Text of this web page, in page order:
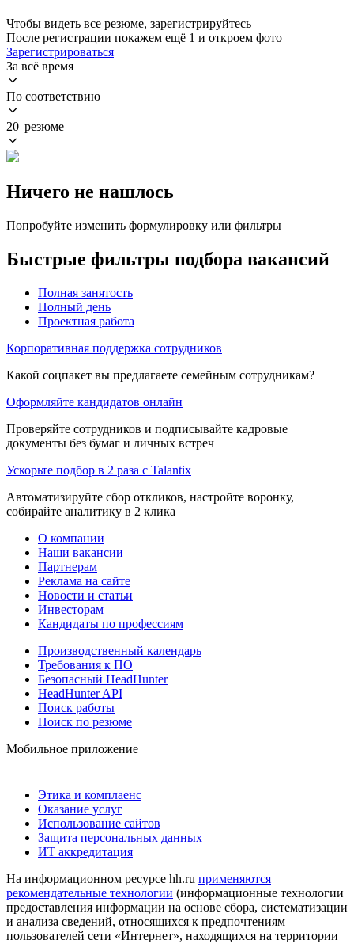
Чтобы видеть все резюме, зарегистрируйтесь
После регистрации покажем ещё 1 и откроем фото
Зарегистрироваться
За всё время
По соответствию
20 резюме
Ничего не нашлось
Попробуйте изменить формулировку или фильтры
Быстрые фильтры подбора вакансий
Полная занятость
Полный день
Проектная работа
Корпоративная поддержка сотрудников
Какой соцпакет вы предлагаете семейным сотрудникам?
Оформляйте кандидатов онлайн
Проверяйте сотрудников и подписывайте кадровые
документы без бумаг и личных встреч
Ускорьте подбор в 2 раза с Talantix
Автоматизируйте сбор откликов, настройте воронку,
собирайте аналитику в 2 клика
О компании
Наши вакансии
Партнерам
Реклама на сайте
Новости и статьи
Инвесторам
Кандидаты по профессиям
Производственный календарь
Требования к ПО
Безопасный HeadHunter
HeadHunter API
Поиск работы
Поиск по резюме
Мобильное приложение
Этика и комплаенс
Оказание услуг
Использование сайтов
Защита персональных данных
ИТ аккредитация
На информационном ресурсе hh.ru применяются
рекомендательные технологии (информационные технологии
предоставления информации на основе сбора, систематизации
и анализа сведений, относящихся к предпочтениям
пользователей сети «Интернет», находящихся на территории